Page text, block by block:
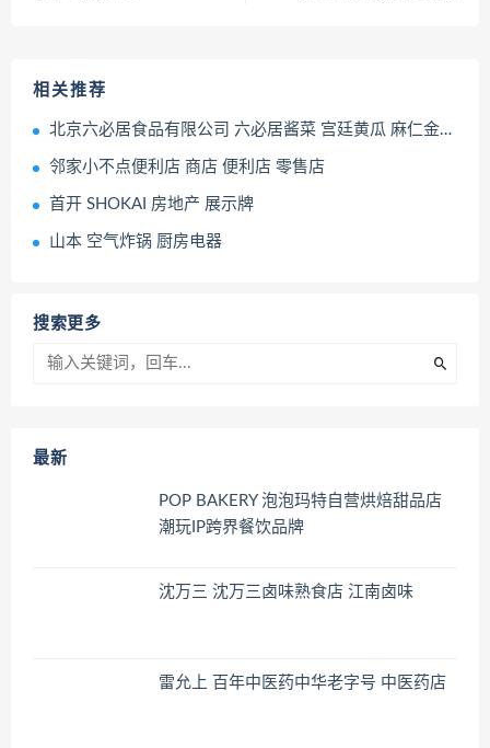
相关推荐
北京六必居食品有限公司 六必居酱菜 宫廷黄瓜 麻仁金丝 芝麻酱
邻家小不点便利店 商店 便利店 零售店
首开 SHOKAI 房地产 展示牌
山本 空气炸锅 厨房电器
搜索更多
最新
POP BAKERY 泡泡玛特自营烘焙甜品店
潮玩IP跨界餐饮品牌
沈万三 沈万三卤味熟食店 江南卤味
雷允上 百年中医药中华老字号 中医药店